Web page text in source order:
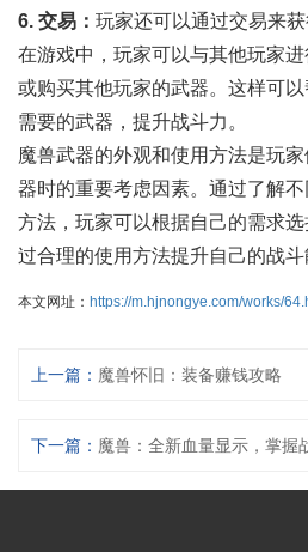
6. 交易： 玩家还可以通过交易来
在游戏中，玩家可以与其他玩家
或购买其他玩家的武器。这样可
需要的武器，提升战斗力。
魔兽武器的外观和使用方法是玩
器时的重要考虑因素。通过了解
方法，玩家可以根据自己的需求
过合理的使用方法提升自己的战斗
本文网址： https://m.hjnongye.com/works/
上一篇： 魔兽怀旧：装备赚钱攻略
下一篇：